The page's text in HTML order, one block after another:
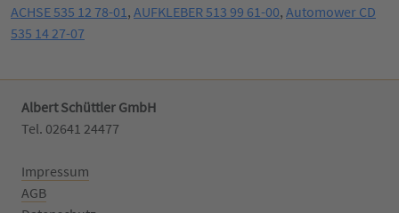
ACHSE 535 12 78-01 , AUFKLEBER 513 99 61-00, Automower CD
535 14 27-07
Albert Schüttler GmbH
Tel. 02641 24477‬
Impressum
AGB